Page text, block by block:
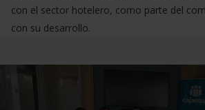
con el sector hotelero, como parte del
con su desarrollo.